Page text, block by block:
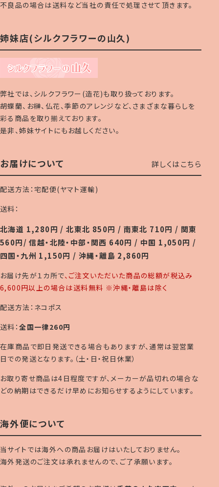
不良品の場合は送料など当社の責任で処理させて頂きます。
姉妹店(シルクフラワーの山久)
弊社では、シルクフラワー(造花)も取り扱っております。
胡蝶蘭、お榊、仏花、季節のアレンジなど、さまざまな暮らしを
彩る商品を取り揃えております。
是非、姉妹サイトにもお越しください。
お届けについて 詳しくはこちら
配送方法：宅配便(ヤマト運輸)
送料：
北海道 1,280円 / 北東北 850円 / 南東北 710円 / 関東
560円/ 信越・北陸・中部・関西 640円 / 中国 1,050円 /
四国・九州 1,150円 / 沖縄・離島 2,860円
お届け先が１カ所で、ご注文いただいた商品の総額が税込み
6,600円以上の場合は送料無料 ※沖縄・離島は除く
配送方法：ネコポス
送料：全国一律260円
在庫商品で即日発送できる場合もありますが、通常は翌営業
日での発送となります。（土・日・祝日休業）
お取り寄せ商品は4日程度ですが、メーカーが品切れの場合な
どの納期はできるだけ早めにお知らせするようにしています。
海外便について
当サイトでは海外への商品お届けはいたしておりません。
海外発送のご注文は承れませんので、ご了承願います。